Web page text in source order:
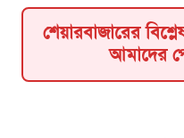
শেয়ারবাজারের
আমাদের